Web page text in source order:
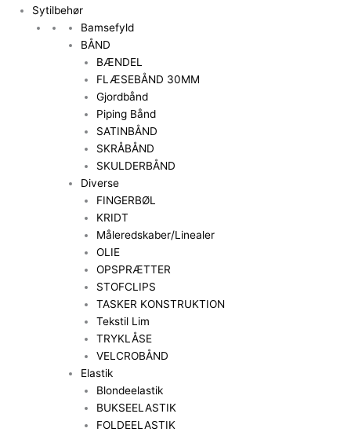
Sytilbehør
Bamsefyld
BÅND
BÆNDEL
FLÆSEBÅND 30MM
Gjordbånd
Piping Bånd
SATINBÅND
SKRÅBÅND
SKULDERBÅND
Diverse
FINGERBØL
KRIDT
Måleredskaber/Linealer
OLIE
OPSPRÆTTER
STOFCLIPS
TASKER KONSTRUKTION
Tekstil Lim
TRYKLÅSE
VELCROBÅND
Elastik
Blondeelastik
BUKSEELASTIK
FOLDEELASTIK